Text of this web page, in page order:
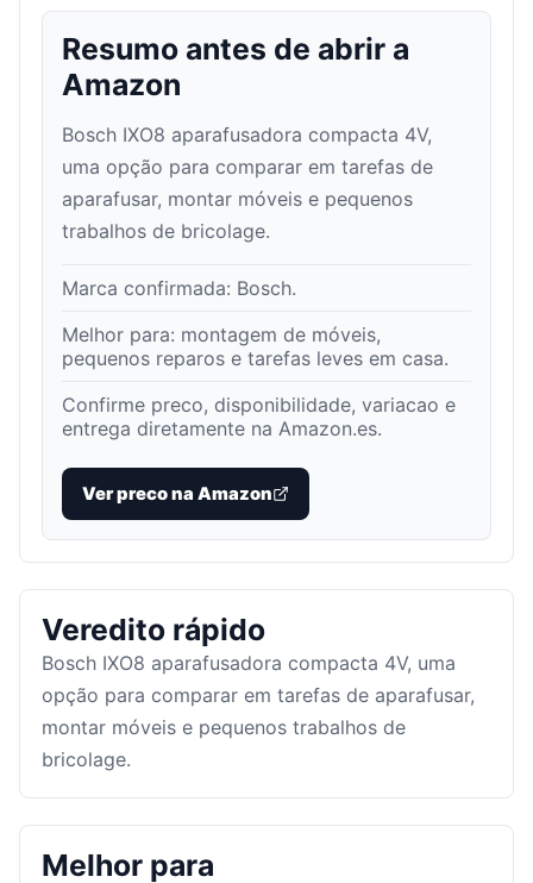
Resumo antes de abrir a
Amazon
Bosch IXO8 aparafusadora compacta 4V,
uma opção para comparar em tarefas de
aparafusar, montar móveis e pequenos
trabalhos de bricolage.
Marca confirmada: Bosch.
Melhor para: montagem de móveis,
pequenos reparos e tarefas leves em casa.
Confirme preco, disponibilidade, variacao e
entrega diretamente na Amazon.es.
Ver preco na Amazon
Veredito rápido
Bosch IXO8 aparafusadora compacta 4V, uma
opção para comparar em tarefas de aparafusar,
montar móveis e pequenos trabalhos de
bricolage.
Melhor para